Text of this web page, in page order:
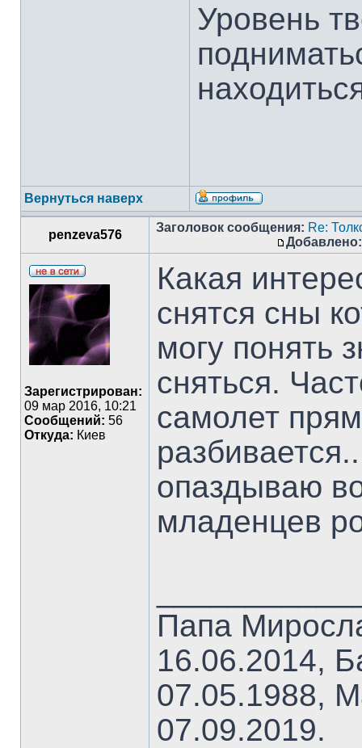
Уровень
Вернуться наверх
penzeva576
Заголовок сообщения: Re:
Добавлено:
Зарегистрирован:
09 мар 2016, 10:21
Сообщений: 56
Откуда: Киев
Какая
снятся сны
могу понять
сняться.
самолет
опаздываю
младенцев
Папа
16.06.2014,
07.05.1988,
07.09.2019.